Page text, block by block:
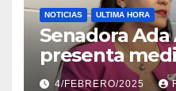
NOTICIAS ULTIMA HORA
Senadora Ada
presenta
violencia en
4/FEBRERO/2025